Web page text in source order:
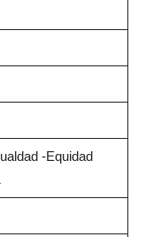
-Equidad